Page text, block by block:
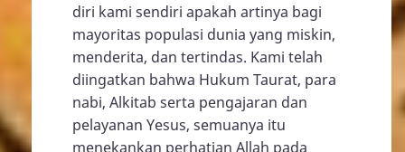
diri kami sendiri apakah artinya bagi
mayoritas populasi dunia yang miskin,
menderita, dan tertindas. Kami telah
diingatkan bahwa Hukum Taurat, para
nabi, Alkitab serta pengajaran dan
pelayanan Yesus, semuanya itu
menekankan perhatian Allah pada